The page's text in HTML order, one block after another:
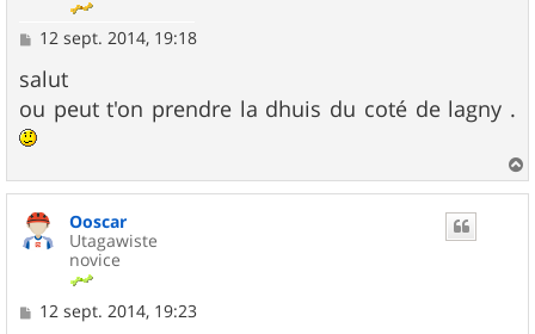
M
s
s
a
g
e
12 sept. 2014, 19:18
salut
ou peut t'on prendre la dhuis du coté de lagny .
a
u
Ooscar
Utagawiste
novice
M12 sept. 2014, 19:23